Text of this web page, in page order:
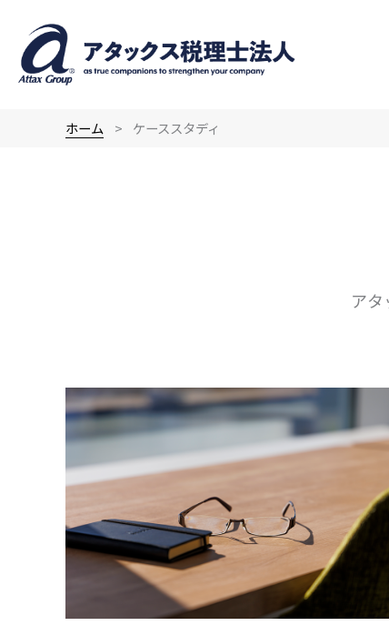
ホーム ケーススタディ
ア